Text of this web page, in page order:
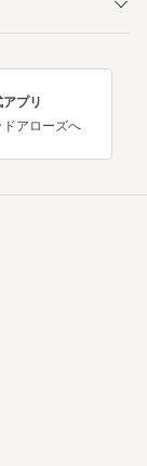
プリ
ドアローズへ